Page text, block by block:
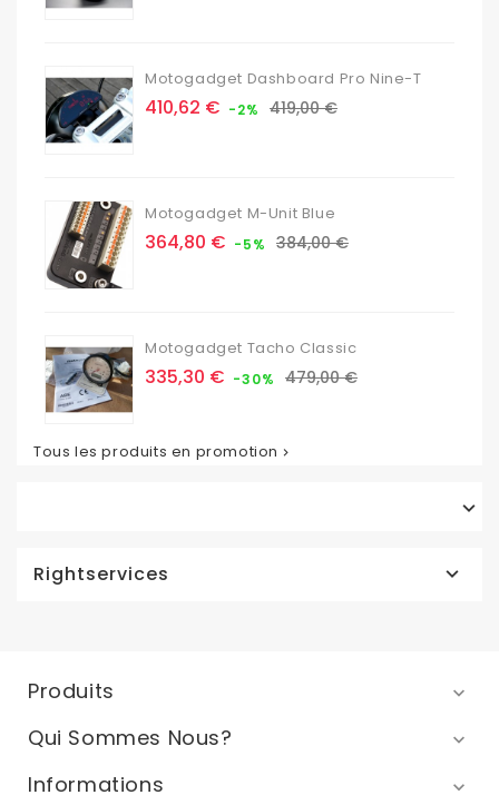
Motogadget Dashboard Pro Nine-T
Prix
410,62 € -2% Prix
419,00 €
Motogadget M-Unit Blue
Prix
364,80 € -5% Prix
384,00 €
Motogadget Tacho Classic
Prix
335,30 € -30% Prix
479,00 €
Tous les produits en promotion 

Rightservices 
Produits 
Qui Sommes Nous? 
Informations 